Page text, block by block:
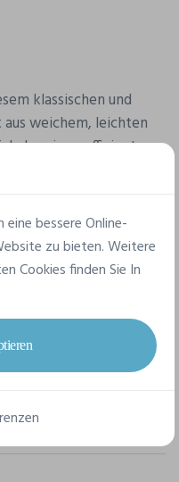
klassischen und
weichem, leichten
das einen effizienten
Komfort bietet.
, Sponsor- oder
bessere Online-
zu bieten. Weitere
Cookies finden Sie In